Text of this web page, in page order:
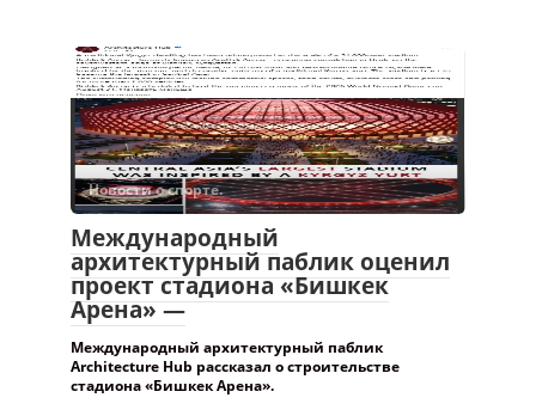
Новости о спорте.
Международный
архитектурный паблик оценил
проект стадиона «Бишкек
Арена» —
Международный архитектурный паблик
Architecture Hub рассказал о строительстве
стадиона «Бишкек Арена».